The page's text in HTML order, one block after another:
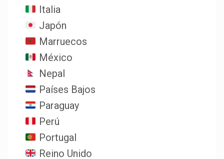
Italia
Japón
Marruecos
México
Nepal
Países Bajos
Paraguay
Perú
Portugal
Reino Unido